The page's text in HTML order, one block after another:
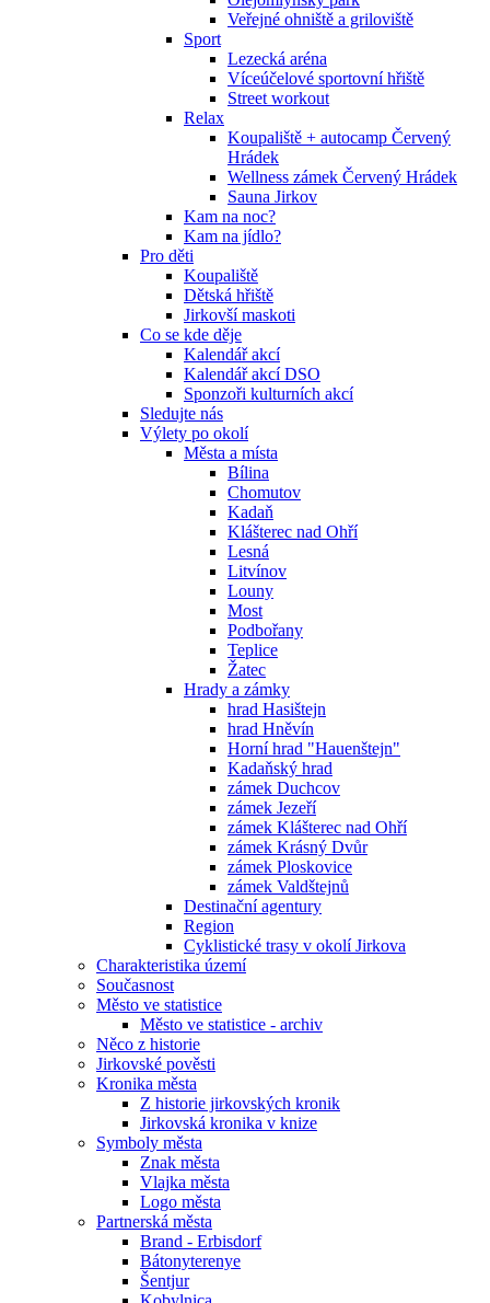
Veřejné ohniště a griloviště
Sport
Lezecká aréna
Víceúčelové sportovní hřiště
Street workout
Relax
Koupaliště + autocamp Červený
Hrádek
Wellness zámek Červený Hrádek
Sauna Jirkov
Kam na noc?
Kam na jídlo?
Pro děti
Koupaliště
Dětská hřiště
Jirkovší maskoti
Co se kde děje
Kalendář akcí
Kalendář akcí DSO
Sponzoři kulturních akcí
Sledujte nás
Výlety po okolí
Města a místa
Bílina
Chomutov
Kadaň
Klášterec nad Ohří
Lesná
Litvínov
Louny
Most
Podbořany
Teplice
Žatec
Hrady a zámky
hrad Hasištejn
hrad Hněvín
Horní hrad "Hauenštejn"
Kadaňský hrad
zámek Duchcov
zámek Jezeří
zámek Klášterec nad Ohří
zámek Krásný Dvůr
zámek Ploskovice
zámek Valdštejnů
Destinační agentury
Region
Cyklistické trasy v okolí Jirkova
Charakteristika území
Současnost
Město ve statistice
Město ve statistice - archiv
Něco z historie
Jirkovské pověsti
Kronika města
Z historie jirkovských kronik
Jirkovská kronika v knize
Symboly města
Znak města
Vlajka města
Logo města
Partnerská města
Brand - Erbisdorf
Bátonyterenye
Šentjur